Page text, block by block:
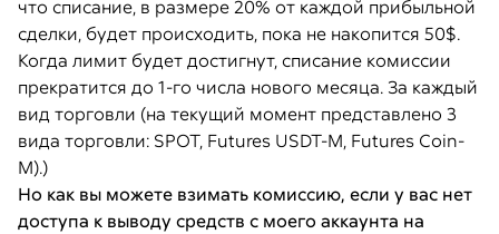
что списание, в размере 20% от каждой прибыльной
сделки, будет происходить, пока не накопится 50$.
Когда лимит будет достигнут, списание комиссии
прекратится до 1-го числа нового месяца. За каждый
вид торговли (на текущий момент представлено 3
вида торговли: SPOT, Futures USDT-M, Futures Coin-
M).)
Но как вы можете взимать комиссию, если у вас нет
доступа к выводу средств с моего аккаунта на